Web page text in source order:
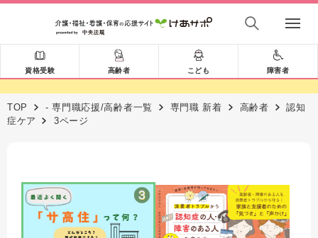
資格受験 高齢者 こども 障害者
TOP - 専門職応援/高齢者一覧 専門職 新着 高齢者
認知
症ケア
3ページ